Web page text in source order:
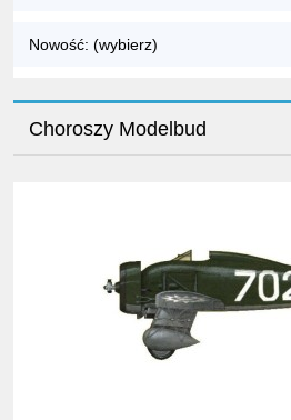
Nowość: (wybierz)
Choroszy Modelbud